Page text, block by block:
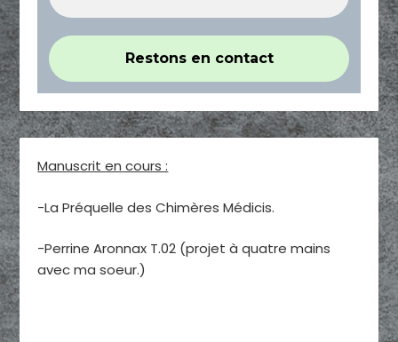
Manuscrit en cours :
-La Préquelle des Chimères Médicis.
-Perrine Aronnax T.02 (projet à quatre mains
avec ma soeur.)